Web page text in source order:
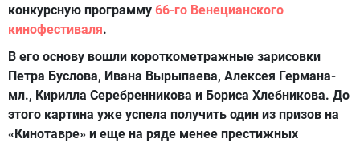
конкурсную программу 66-го Венецианского
кинофестиваля.
В его основу вошли короткометражные зарисовки
Петра Буслова, Ивана Вырыпаева, Алексея Германа-
мл., Кирилла Серебренникова и Бориса Хлебникова. До
этого картина уже успела получить один из призов на
«Кинотавре» и еще на ряде менее престижных